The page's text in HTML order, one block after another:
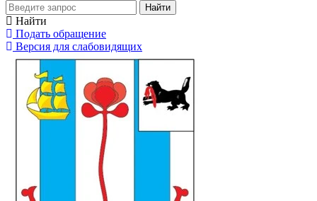
Найти
Найти
Подать обращение
Версия для слабовидящих